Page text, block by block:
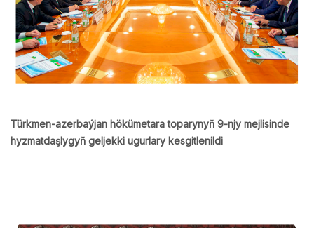
Türkmen-azerbaýjan hökümetara toparynyň 9-njy mejlisinde
hyzmatdaşlygyň geljekki ugurlary kesgitlenildi